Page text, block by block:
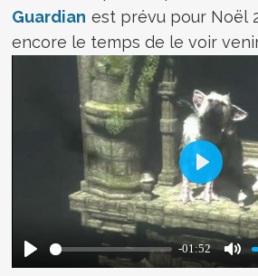
Guardian est prévu pour Noël
encore le temps de le voir